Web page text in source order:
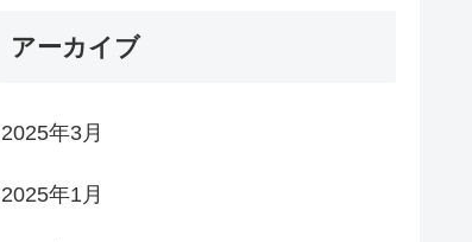
アーカイブ
2025年3月
2025年1月